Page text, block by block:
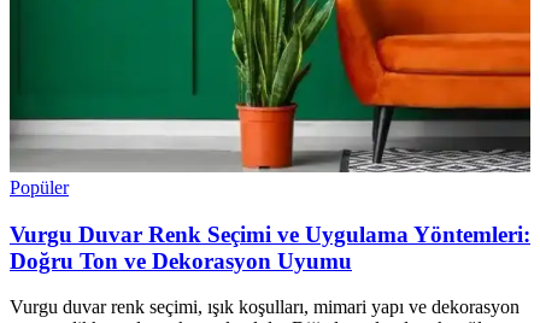
Popüler
Vurgu Duvar Renk Seçimi ve Uygulama Yöntemleri:
Doğru Ton ve Dekorasyon Uyumu
Vurgu duvar renk seçimi, ışık koşulları, mimari yapı ve dekorasyon